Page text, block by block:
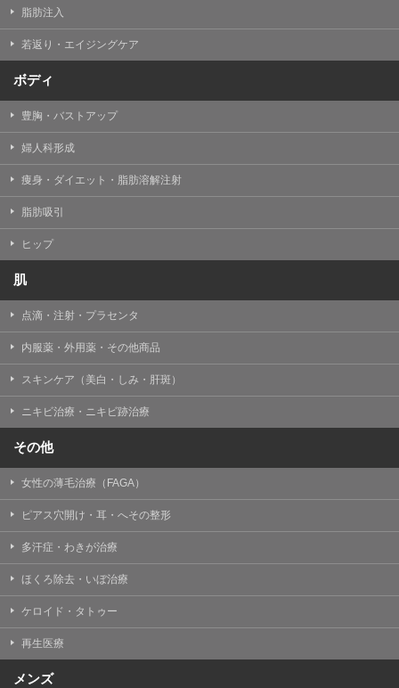
脂肪注入
若返り・エイジングケア
ボディ
豊胸・バストアップ
婦人科形成
痩身・ダイエット・脂肪溶解注射
脂肪吸引
ヒップ
肌
点滴・注射・プラセンタ
内服薬・外用薬・その他商品
スキンケア（美白・しみ・肝斑）
ニキビ治療・ニキビ跡治療
その他
女性の薄毛治療（FAGA）
ピアス穴開け・耳・へその整形
多汗症・わきが治療
ほくろ除去・いぼ治療
ケロイド・タトゥー
再生医療
メンズ